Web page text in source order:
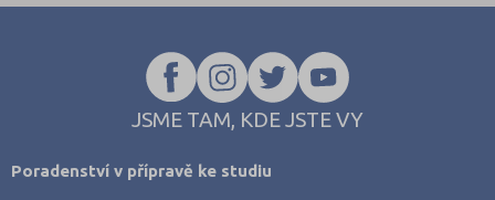
JSME TAM, KDE JSTE VY
Poradenství v přípravě ke studiu